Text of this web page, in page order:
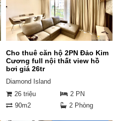
Cho thuê căn hộ 2PN Đảo Kim
Cương full nội thất view hồ
bơi giá 26tr
Diamond Island
26 triệu
2 PN
90m2
2 Phòng